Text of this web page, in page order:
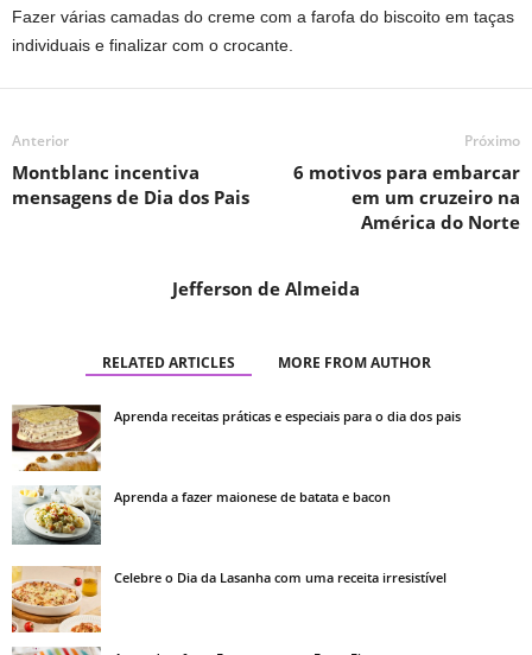
Fazer várias camadas do creme com a farofa do biscoito em taças
individuais e finalizar com o crocante.
Anterior
Montblanc incentiva
mensagens de Dia dos Pais
Próximo
6 motivos para embarcar
em um cruzeiro na
América do Norte
Jefferson de Almeida
RELATED ARTICLES MORE FROM AUTHOR
Aprenda receitas práticas e especiais para o dia dos pais
Aprenda a fazer maionese de batata e bacon
Celebre o Dia da Lasanha com uma receita irresistível